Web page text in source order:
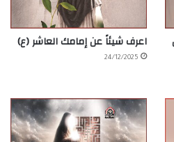
اعرف شيئاً عن إمامك العاشر (ع)
24/12/2025